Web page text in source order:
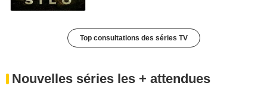
Top consultations des séries TV
Nouvelles séries les + attendues